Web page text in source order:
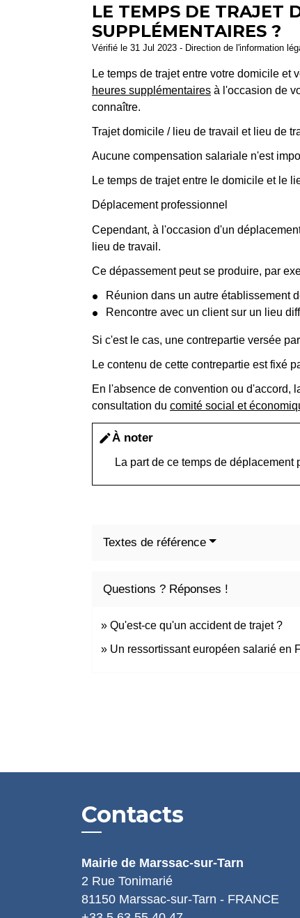
LE TEMPS DE TRAJET
SUPPLÉMENTAIRES ?
Vérifié le 31 Jul 2023 - Direction de l'information
Le temps de trajet entre votre domicile et
heures supplémentaires à l'occasion de
connaître.
Trajet domicile / lieu de travail et lieu de
Aucune compensation salariale n'est
Le temps de trajet entre le domicile et le
Déplacement professionnel
Cependant, à l'occasion d'un
lieu de travail.
Ce dépassement peut se produire, par
Réunion dans un autre établissement
Rencontre avec un client sur un lieu
Si c'est le cas, une contrepartie versée
Le contenu de cette contrepartie est fixé
En l'absence de convention ou d'accord,
consultation du comité social et
editÀ noter
La part de ce temps de
Textes de référence
Questions ? Réponses !
Qu'est-ce qu'un accident de trajet ?
Un ressortissant européen salarié en
Contacts
Mairie de Marssac-sur-Tarn
2 Rue Tonimarié
81150 Marssac-sur-Tarn - FRANCE